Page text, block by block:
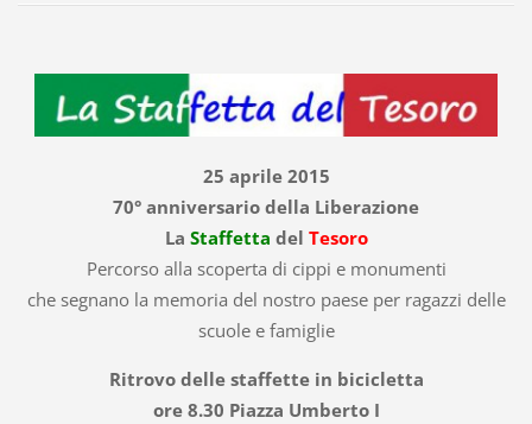
25 aprile 2015
70° anniversario della Liberazione
La Staffetta del Tesoro
Percorso alla scoperta di cippi e monumenti
che segnano la memoria del nostro paese per ragazzi delle
scuole e famiglie
Ritrovo delle staffette in bicicletta
ore 8.30 Piazza Umberto I